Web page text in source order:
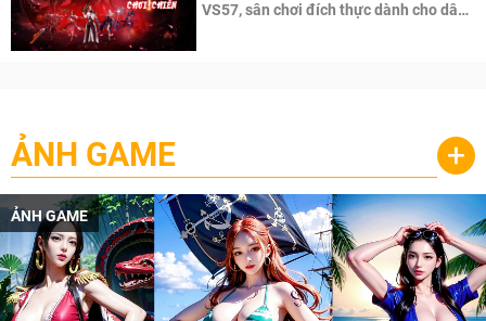
VS57, sân chơi đích thực dành cho dân
ẢNH GAME +
ẢNH GAME